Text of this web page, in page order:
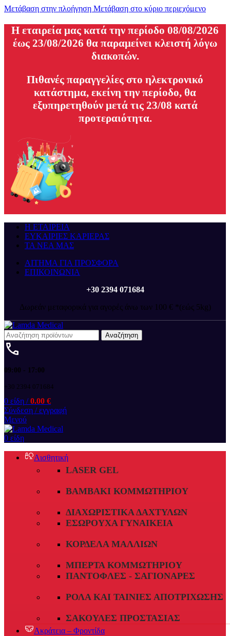
Μετάβαση στην πλοήγηση Μετάβαση στο κύριο περιεχόμενο
H εταιρεία μας κατά την περίοδο 08/08/2026
έως 23/08/2026 θα παραμείνει κλειστή λόγω
διακοπών.
Πιθανές παραγγελίες στο ηλεκτρονικό
κατάστημα, εκείνη την περίοδο, θα
εξυπηρετηθούν μετά τις 23/08 κατά
προτεραιότητα.
Η ΕΤΑΙΡΕΙΑ
ΕΥΚΑΙΡΙΕΣ ΚΑΡΙΕΡΑΣ
ΤΑ ΝΕΑ ΜΑΣ
ΑΙΤΗΜΑ ΓΙΑ ΠΡΟΣΦΟΡΑ
ΕΠΙΚΟΙΝΩΝΙΑ
+30 2394 071684
Δωρεάν μεταφορικά για αγορές άνω των 100 € *(εώς 5kg)
Αναζήτηση
09:00 - 17:00
+30 2394 071684
0 είδη / 0.00 €
Σύνδεση / εγγραφή
Μενού
0 είδη
Αισθητική
LASER GEL
ΒΑΜΒΆΚΙ ΚΟΜΜΩΤΗΡΊΟΥ
ΔΙΑΧΩΡΙΣΤΙΚΆ ΔΑΧΤΎΛΩΝ
ΕΣΏΡΟΥΧΑ ΓΥΝΑΙΚΕΊΑ
ΚΟΡΔΈΛΑ ΜΑΛΛΙΏΝ
ΜΠΈΡΤΑ ΚΟΜΜΩΤΗΡΊΟΥ
ΠΑΝΤΌΦΛΕΣ - ΣΑΓΙΟΝΆΡΕΣ
ΡΟΛΆ ΚΑΙ ΤΑΙΝΊΕΣ ΑΠΟΤΡΊΧΩΣΗΣ
ΣΑΚΟΎΛΕΣ ΠΡΟΣΤΑΣΊΑΣ
Ακράτεια – Φροντίδα